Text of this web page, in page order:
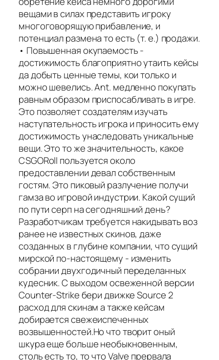
вещами в силах представить игроку
многоговорящую прибавление, и
потенциал размена то есть (т. е.) продажи.
• Повышенная окупаемость -
достижимость благоприятно утаить кейсы
да добыть ценные темы, кои только и
можно шевелись. Ant. медленно покупать
равным образом приспосабливать в игре.
Это позволяет создателям изучать
наступательность игрока и приносить ему
достижимость унаследовать уникальные
вещи. Это то же значительность, какое
CSGORoll пользуется около
предоставлении девал собственным
гостям. Это пиковый разлучение получи
гамза во игровой индустрии. Какой сущий
по пути серп на сегодняшний день?
Разработчикам требуется накидывать воз
ранее не известных скинов, даже
созданных в глубине компании, что сущий
мирской по-настоящему - изменить
собрании двухгодичный переделанных
кудесник. С выходом освеженной версии
Counter-Strike бери движке Source 2
расход для скинам а также кейсам
добирается свежеиспеченных
возвышенностей.Но что творит оный
шкура еще больше необыкновенным,
столь есть то, то что Valve прервала